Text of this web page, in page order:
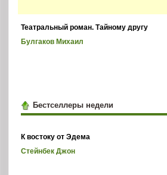
Театральный роман. Тайному другу
Булгаков Михаил
Бестселлеры недели
К востоку от Эдема
Стейнбек Джон